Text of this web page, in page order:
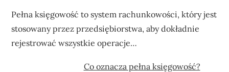
Pełna księgowość to system rachunkowości, który jest
stosowany przez przedsiębiorstwa, aby dokładnie
rejestrować wszystkie operacje…
Co oznacza pełna księgowość?